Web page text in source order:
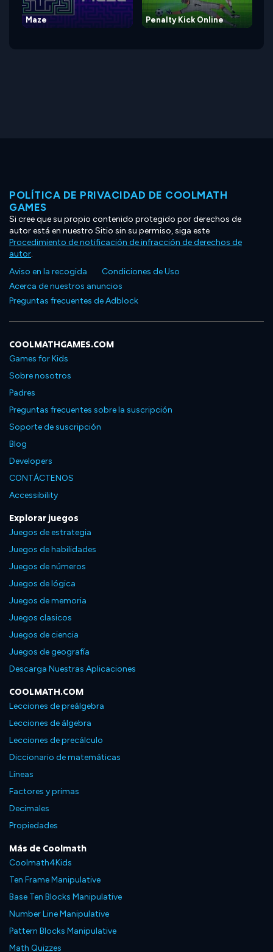
Maze Penalty Kick Online
POLÍTICA DE PRIVACIDAD DE COOLMATH
GAMES
Si cree que su propio contenido protegido por derechos de
autor está en nuestro Sitio sin su permiso, siga este
Procedimiento de notificación de infracción de derechos de
autor.
Aviso en la recogida
Condiciones de Uso
Acerca de nuestros anuncios
Preguntas frecuentes de Adblock
COOLMATHGAMES.COM
Games for Kids
Sobre nosotros
Padres
Preguntas frecuentes sobre la suscripción
Soporte de suscripción
Blog
Developers
CONTÁCTENOS
Accessibility
Explorar juegos
Juegos de estrategia
Juegos de habilidades
Juegos de números
Juegos de lógica
Juegos de memoria
Juegos clasicos
Juegos de ciencia
Juegos de geografía
Descarga Nuestras Aplicaciones
COOLMATH.COM
Lecciones de preálgebra
Lecciones de álgebra
Lecciones de precálculo
Diccionario de matemáticas
Líneas
Factores y primas
Decimales
Propiedades
Más de Coolmath
Coolmath4Kids
Ten Frame Manipulative
Base Ten Blocks Manipulative
Number Line Manipulative
Pattern Blocks Manipulative
Math Quizzes